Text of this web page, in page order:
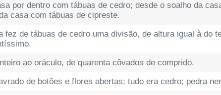
por dentro com tábuas de cedro; desde o soalho da
casa com tábuas de cipreste.
fez de tábuas de cedro uma divisão, de altura igual à do
ao oráculo, de quarenta côvados de comprido.
de botões e flores abertas; tudo era cedro; pedra